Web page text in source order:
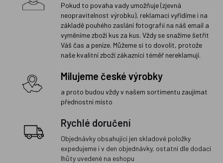
Pokud to povaha vady umožňuje (zjevná
neopravitelnost výrobku), reklamaci vyřídíme i na
základě pouhého zaslání fotografií na náš email a
vyměníme zboží kus za kus. Vždy se snažíme šetřit
Váš čas a peníze. Můžeme si to dovolit, protože
naše kvalitní zboží zákazníci téměř nereklamují.
Milujeme české výrobky
a proto budou vždy v našem sortimentu zaujímat
přednostní místo
Rychlé doručení
Objednávky obsahující jen skladové položky
expedujeme i v den objednávky, ostatní dle dodací
lhůty uvedené na eshopu